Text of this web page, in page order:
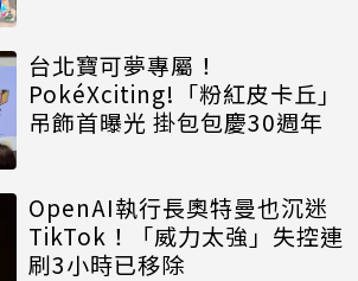
台北寶可夢專屬！
PokéXciting!「粉紅皮卡丘」
吊飾首曝光 掛包包慶30週年
OpenAI執行長奧特曼也沉迷
TikTok！「威力太強」失控連
刷3小時已移除